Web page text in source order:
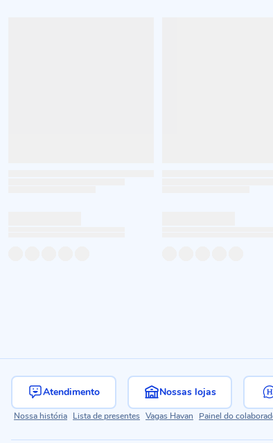
Atendimento Nossas lojas
Nossa história Lista de presentes Vagas Havan Painel do